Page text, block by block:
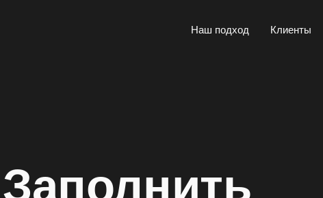
Наш подход Клиенты
Заполнить